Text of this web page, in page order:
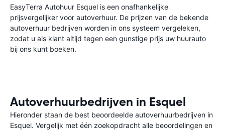
EasyTerra Autohuur Esquel is een onafhankelijke
prijsvergelijker voor autoverhuur. De prijzen van de bekende
autoverhuur bedrijven worden in ons systeem vergeleken,
zodat u als klant altijd tegen een gunstige prijs uw huurauto
bij ons kunt boeken.
Autoverhuurbedrijven in Esquel
Hieronder staan de best beoordeelde autoverhuurbedrijven in
Esquel. Vergelijk met één zoekopdracht alle beoordelingen en